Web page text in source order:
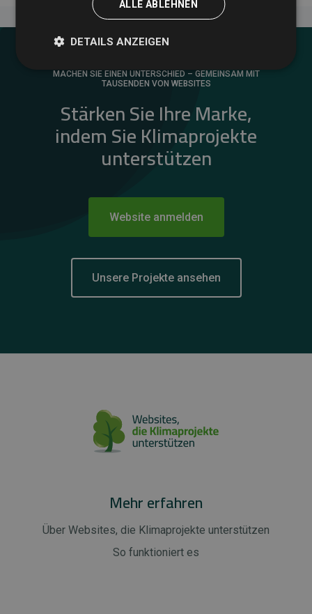
MACHEN SIE EINEN UNTERSCHIED – GEMEINSAM MIT
TAUSENDEN VON WEBSITES
Stärken Sie Ihre Marke,
indem Sie Klimaprojekte
unterstützen
Website anmelden
Unsere Projekte ansehen
Mehr erfahren
Über Websites, die Klimaprojekte unterstützen
So funktioniert es
ALLE ABLEHNEN
DETAILS ANZEIGEN